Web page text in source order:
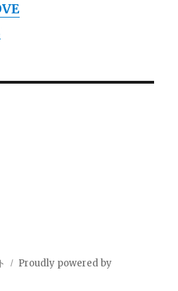
Proudly powered by